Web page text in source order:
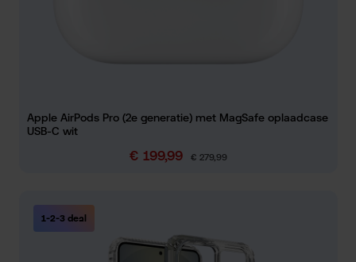
Apple AirPods Pro (2e generatie) met MagSafe oplaadcase
USB-C wit
Verkoopprijs:
€ 199,99 Normale prijs:
€ 279,99
1-2-3 deal